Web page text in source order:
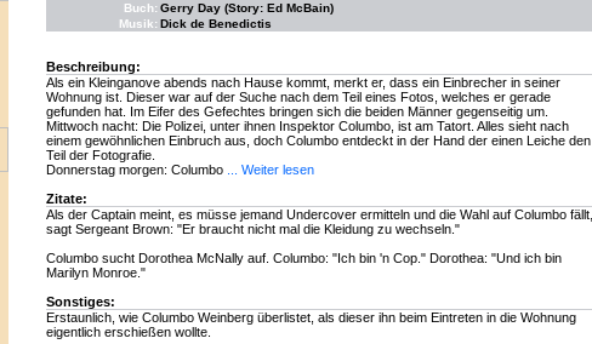
Buch: Gerry Day (Story: Ed McBain)
Musik: Dick de Benedictis
Beschreibung:
Als ein Kleinganove abends nach Hause kommt, merkt er, dass ein Einbrecher in seiner
Wohnung ist. Dieser war auf der Suche nach dem Teil eines Fotos, welches er gerade
gefunden hat. Im Eifer des Gefechtes bringen sich die beiden Männer gegenseitig um.
Mittwoch nacht: Die Polizei, unter ihnen Inspektor Columbo, ist am Tatort. Alles sieht nach
einem gewöhnlichen Einbruch aus, doch Columbo entdeckt in der Hand der einen Leiche den
Teil der Fotografie.
Donnerstag morgen: Columbo
... Weiter lesen
Zitate:
Als der Captain meint, es müsse jemand Undercover ermitteln und die Wahl auf Columbo fällt,
sagt Sergeant Brown: "Er braucht nicht mal die Kleidung zu wechseln."
Columbo sucht Dorothea McNally auf. Columbo: "Ich bin 'n Cop." Dorothea: "Und ich bin
Marilyn Monroe."
Sonstiges:
Erstaunlich, wie Columbo Weinberg überlistet, als dieser ihn beim Eintreten in die Wohnung
eigentlich erschießen wollte.